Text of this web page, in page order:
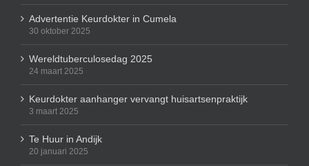
Advertentie Keurdokter in Cumela
30 oktober 2025
Wereldtuberculosedag 2025
24 maart 2025
Keurdokter aanhanger vervangt huisartsenpraktijk
3 maart 2025
Te Huur in Andijk
20 januari 2025